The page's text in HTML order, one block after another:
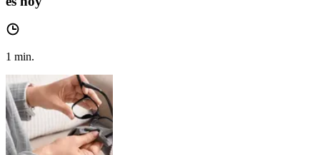
1 min.